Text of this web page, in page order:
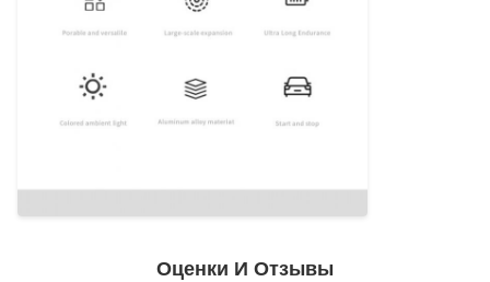
Оценки И Отзывы